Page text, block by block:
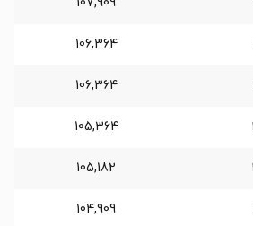
106,364
106,364
105,364
105,182
104,909